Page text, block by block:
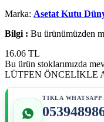
Marka: Asetat Kutu
Bilgi : Bu ürünümüzden
16.06 TL
Bu ürün stoklarımızda
LÜTFEN ÖNCELİKLE
TIKLA